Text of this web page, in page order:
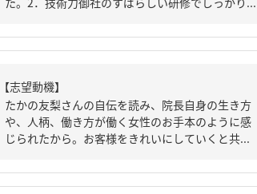
【志望動機】
たかの友梨さんの自伝を読み、院長自身の生き方
や、人柄、働き方が働く女性のお手本のように感
じられたから。お客様をきれいにしていくと共...